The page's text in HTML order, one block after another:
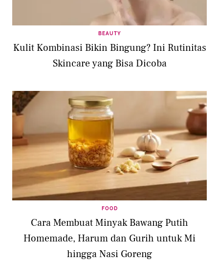
BEAUTY
Kulit Kombinasi Bikin Bingung? Ini Rutinitas
Skincare yang Bisa Dicoba
FOOD
Cara Membuat Minyak Bawang Putih
Homemade, Harum dan Gurih untuk Mi
hingga Nasi Goreng